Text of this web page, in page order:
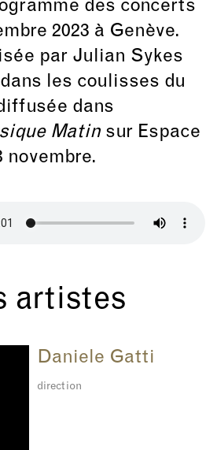
des concerts
2023 à Genève.
par Julian Sykes
les coulisses du
dans
Matin sur Espace
novembre.
artistes
Daniele Gatti
direction